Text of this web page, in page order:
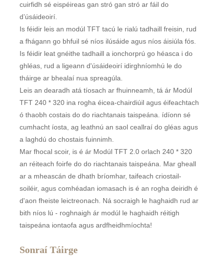
cuirfidh sé eispéireas gan stró gan stró ar fáil do
d’úsáideoirí.
Is féidir leis an modúl TFT tacú le rialú tadhaill freisin, rud
a fhágann go bhfuil sé níos ilúsáide agus níos áisiúla fós.
Is féidir leat gnéithe tadhaill a ionchorprú go héasca i do
ghléas, rud a ligeann d'úsáideoirí idirghníomhú le do
tháirge ar bhealaí nua spreagúla.
Leis an dearadh atá tíosach ar fhuinneamh, tá ár Modúl
TFT 240 * 320 ina rogha éicea-chairdiúil agus éifeachtach
ó thaobh costais do do riachtanais taispeána. ídíonn sé
cumhacht íosta, ag leathnú an saol ceallraí do gléas agus
a laghdú do chostais fuinnimh.
Mar fhocal scoir, is é ár Modúl TFT 2.0 orlach 240 * 320
an réiteach foirfe do do riachtanais taispeána. Mar gheall
ar a mheascán de dhath bríomhar, taifeach criostail-
soiléir, agus comhéadan iomasach is é an rogha deiridh é
d'aon fheiste leictreonach. Ná socraigh le haghaidh rud ar
bith níos lú - roghnaigh ár modúl le haghaidh réitigh
taispeána iontaofa agus ardfheidhmíochta!
Sonraí Táirge